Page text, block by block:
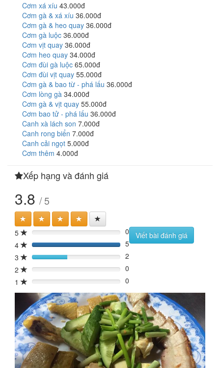
Cơm xá xíu 43.000đ
Cơm gà & xá xíu 36.000đ
Cơm gà & heo quay 36.000đ
Cơm gà luộc 36.000đ
Cơm vịt quay 36.000đ
Cơm heo quay 34.000đ
Cơm đùi gà luộc 65.000đ
Cơm đùi vịt quay 55.000đ
Cơm gà & bao từ - phá lấu 36.000đ
Cơm lòng gà 34.000đ
Cơm gà & vịt quay 55.000đ
Cơm bao tử - phá lấu 36.000đ
Canh xà lách son 7.000đ
Canh rong biển 7.000đ
Canh cải ngọt 5.000đ
Cơm thêm 4.000đ
Xếp hạng và đánh giá
3.8 / 5
5 0%
0
4
100%
5
3
40%
2
2
0%
0
1
0% 0
Viết bài đánh giá